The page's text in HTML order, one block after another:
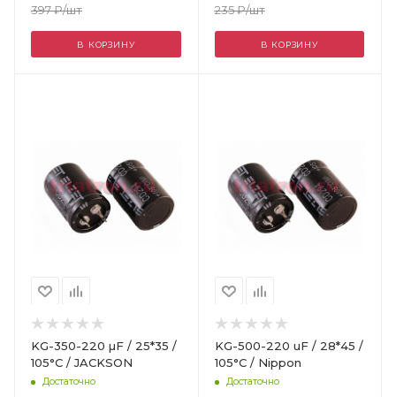
397₽/шт
В КОРЗИНУ
235₽/шт
В КОРЗИНУ
KG-350-220 µF / 25*35 /
105°С / JACKSON
Достаточно
KG-500-220 uF / 28*45 /
105°С / Nippon
Достаточно